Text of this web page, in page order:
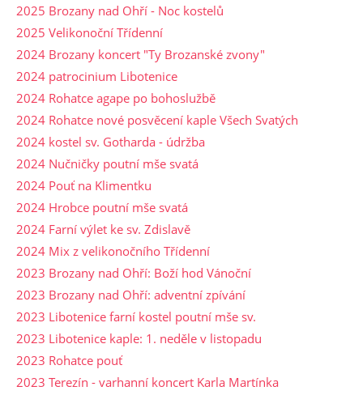
2025 Brozany nad Ohří - Noc kostelů
2025 Velikonoční Třídenní
2024 Brozany koncert "Ty Brozanské zvony"
2024 patrocinium Libotenice
2024 Rohatce agape po bohoslužbě
2024 Rohatce nové posvěcení kaple Všech Svatých
2024 kostel sv. Gotharda - údržba
2024 Nučničky poutní mše svatá
2024 Pouť na Klimentku
2024 Hrobce poutní mše svatá
2024 Farní výlet ke sv. Zdislavě
2024 Mix z velikonočního Třídenní
2023 Brozany nad Ohří: Boží hod Vánoční
2023 Brozany nad Ohří: adventní zpívání
2023 Libotenice farní kostel poutní mše sv.
2023 Libotenice kaple: 1. neděle v listopadu
2023 Rohatce pouť
2023 Terezín - varhanní koncert Karla Martínka